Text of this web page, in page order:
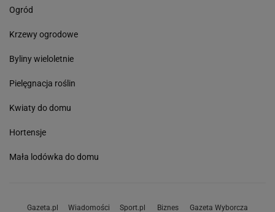
Ogród
Krzewy ogrodowe
Byliny wieloletnie
Pielęgnacja roślin
Kwiaty do domu
Hortensje
Mała lodówka do domu
Gazeta.pl Wiadomości Sport.pl Biznes Gazeta Wyborcza